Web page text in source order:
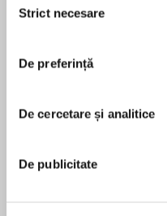
consimțământului
Strict necesare
De preferință
De cercetare și analitice
De publicitate
always been
found floating
Canal, Abdi can't--
happened.
Just back from a
last case, Detective
tragedy strikes and
În acest moment
Gilly Macmillan
Gilly Macmillan is the
author of nine novels